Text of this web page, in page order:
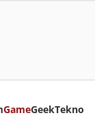
GameGeekTekno